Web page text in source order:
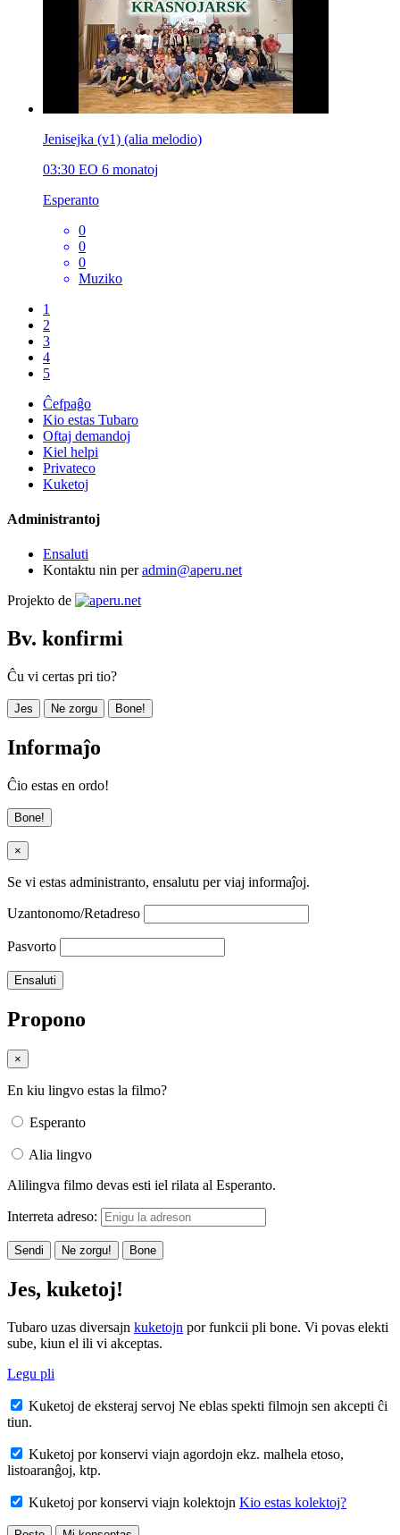
Jenisejka (v1) (alia melodio)
03:30 EO 6 monatoj
Esperanto
0
0
0
Muziko
1
2
3
4
5
Ĉefpaĝo
Kio estas Tubaro
Oftaj demandoj
Kiel helpi
Privateco
Kuketoj
Administrantoj
Ensaluti
Kontaktu nin peradmin@aperu.net
Projekto de
Bv. konfirmi
Ĉu vi certas pri tio?
Jes Ne zorgu Bone!
Informaĵo
Ĉio estas en ordo!
Bone!
×
Se vi estas administranto, ensalutu per viaj informaĵoj.
Uzantonomo/Retadreso
Pasvorto
Propono
×
En kiu lingvo estas la filmo?
Esperanto
Alia lingvo
Alilingva filmo devas esti iel rilata al Esperanto.
Interreta adreso:
Sendi Ne zorgu! Bone
Jes, kuketoj!
Tubaro uzas diversajn kuketojn por funkcii pli bone. Vi povas elekti
sube, kiun el ili vi akceptas.
Legu pli
Kuketoj de eksteraj servoj Ne eblas spekti filmojn sen akcepti ĉi
tiun.
Kuketoj por konservi viajn agordojn ekz. malhela etoso,
listoaranĝoj, ktp.
Kuketoj por konservi viajn kolektojn Kio estas kolektoj?